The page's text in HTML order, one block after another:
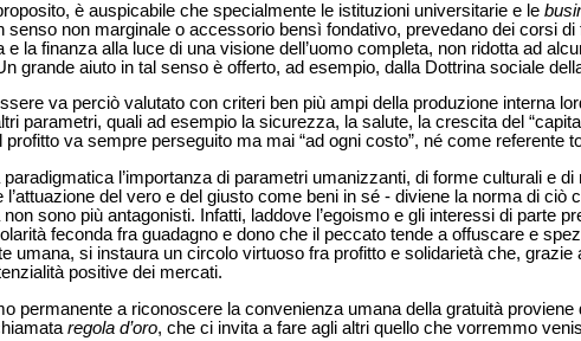
è auspicabile che specialmente le istituzioni universitarie e le
senso non marginale o accessorio bensì fondativo, prevedano dei corsi
e la finanza alla luce di una visione dell’uomo completa, non ridotta ad
grande aiuto in tal senso è offerto, ad esempio, dalla Dottrina sociale
va perciò valutato con criteri ben più ampi della produzione interna
parametri, quali ad esempio la sicurezza, la salute, la crescita del
profitto va sempre perseguito ma mai “ad ogni costo”, né come referente
l’importanza di parametri umanizzanti, di forme culturali e di
l’attuazione del vero e del giusto come beni in sé - diviene la norma di ciò
sono più antagonisti. Infatti, laddove l’egoismo e gli interessi di parte
feconda fra guadagno e dono che il peccato tende a offuscare e
umana, si instaura un circolo virtuoso fra profitto e solidarietà che, grazie
positive dei mercati.
permanente a riconoscere la convenienza umana della gratuità proviene
regola d’oro, che ci invita a fare agli altri quello che vorremmo